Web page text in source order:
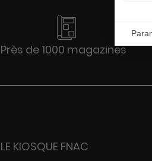
Près de 1000 magazines
LE KIOSQUE FNAC